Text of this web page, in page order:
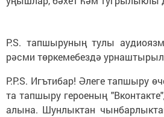
P.S. тапшыруның тулы
рәсми төркемебездә
P.P.S. Игътибар! Әлеге тапшыру
та тапшыру героеның
алына. Шунлыктан